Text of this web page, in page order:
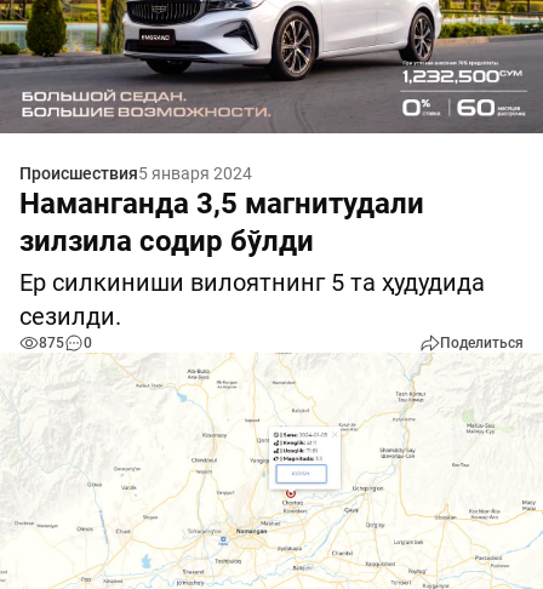
Происшествия5 января 2024
Наманганда 3,5 магнитудали
зилзила содир бўлди
Ер силкиниши вилоятнинг 5 та ҳудудида
сезилди.
875 0 Поделиться